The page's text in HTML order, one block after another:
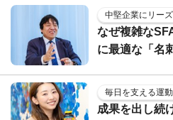
中堅企業にリー
なぜ複雑な
に最適な「名
毎日を支える運
成果を出し続